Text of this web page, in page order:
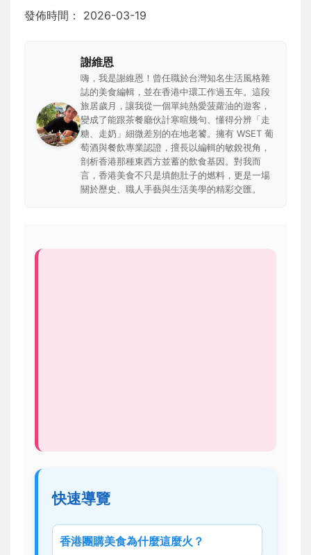
發佈時間： 2026-03-19
謝維恩
嗨，我是謝維恩！曾任職於台灣知名生活風格雜
誌的美食編輯，並在香港中環工作過五年。這段
旅居歲月，讓我從一個單純熱愛菠蘿油的遊客，
變成了能跟茶餐廳伙計寒暄幾句、懂得分辨「走
糖、走奶」細微差別的在地老饕。擁有 WSET 葡
萄酒與餐飲專業認證，擅長以編輯的敏銳視角，
剖析香港那種東西方並蓄的飲食基因。對我而
言，香港美食不只是填飽肚子的燃料，更是一場
關於歷史、職人手藝與生活美學的精彩交匯。
快速導覽
香港團購美食為什麼這麼火？